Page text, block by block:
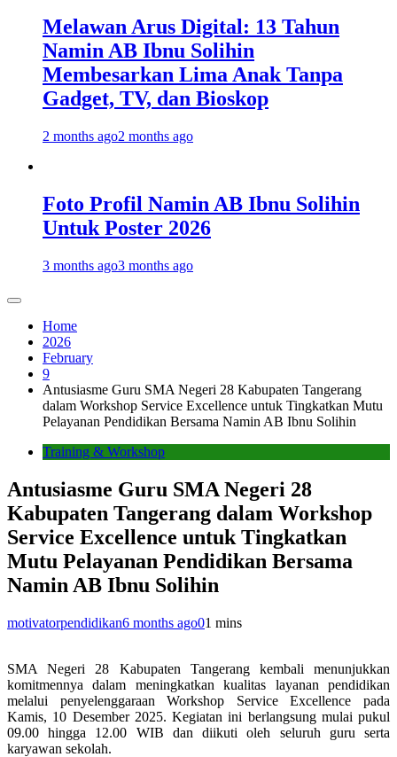
Melawan Arus Digital: 13 Tahun
Namin AB Ibnu Solihin
Membesarkan Lima Anak Tanpa
Gadget, TV, dan Bioskop
2 months ago2 months ago
Foto Profil Namin AB Ibnu Solihin
Untuk Poster 2026
3 months ago3 months ago
Home
2026
February
9
Antusiasme Guru SMA Negeri 28 Kabupaten Tangerang
dalam Workshop Service Excellence untuk Tingkatkan Mutu
Pelayanan Pendidikan Bersama Namin AB Ibnu Solihin
Training & Workshop
Antusiasme Guru SMA Negeri 28
Kabupaten Tangerang dalam Workshop
Service Excellence untuk Tingkatkan
Mutu Pelayanan Pendidikan Bersama
Namin AB Ibnu Solihin
motivatorpendidikan6 months ago01 mins
SMA Negeri 28 Kabupaten Tangerang kembali menunjukkan
komitmennya dalam meningkatkan kualitas layanan pendidikan
melalui penyelenggaraan Workshop Service Excellence pada
Kamis, 10 Desember 2025. Kegiatan ini berlangsung mulai pukul
09.00 hingga 12.00 WIB dan diikuti oleh seluruh guru serta
karyawan sekolah.